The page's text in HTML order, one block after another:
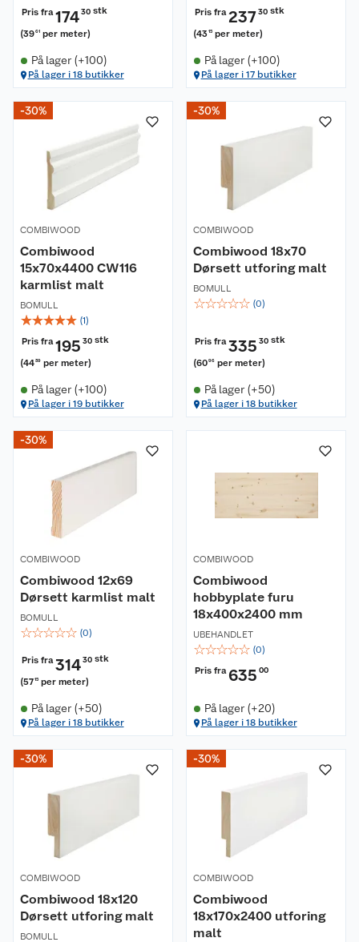
Pris fra17430 stk
(3961 per meter)
På lager (+100)
På lager i 18 butikker
Pris fra23730 stk
(4315 per meter)
På lager (+100)
På lager i 17 butikker
-30%
COMBIWOOD
Combiwood
15x70x4400 CW116
karmlist malt
BOMULL
☆☆☆☆☆ (1)
Pris fra195 30 stk
(4439 per meter)
På lager (+100)
På lager i 19 butikker
-30%
COMBIWOOD
Combiwood 18x70
Dørsett utforing malt
BOMULL
☆☆☆☆☆ (0)
Pris fra335 30 stk
(6096 per meter)
På lager (+50)
På lager i 18 butikker
-30%
COMBIWOOD
Combiwood 12x69
Dørsett karmlist malt
BOMULL
☆☆☆☆☆ (0)
Pris fra31430 stk
(5715 per meter)
På lager (+50)
På lager i 18 butikker
COMBIWOOD
Combiwood
hobbyplate furu
18x400x2400 mm
UBEHANDLET
☆☆☆☆☆ (0)
Pris fra 635 00
På lager (+20)
På lager i 18 butikker
-30%
COMBIWOOD
Combiwood 18x120
Dørsett utforing malt
BOMULL
-30%
COMBIWOOD
Combiwood
18x170x2400 utforing
malt